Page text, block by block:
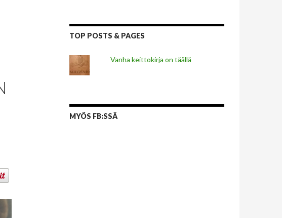
TOP POSTS & PAGES
Vanha keittokirja on täällä
MYÖS FB:SSÄ